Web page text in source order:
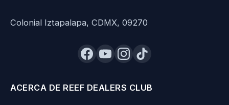
Colonial Iztapalapa, CDMX, 09270
ACERCA DE REEF DEALERS CLUB